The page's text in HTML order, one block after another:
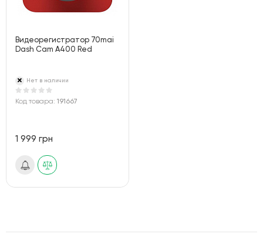
Видеорегистратор 70mai
Dash Cam A400 Red
Нет в наличии
Код товара: 191667
1 999 грн